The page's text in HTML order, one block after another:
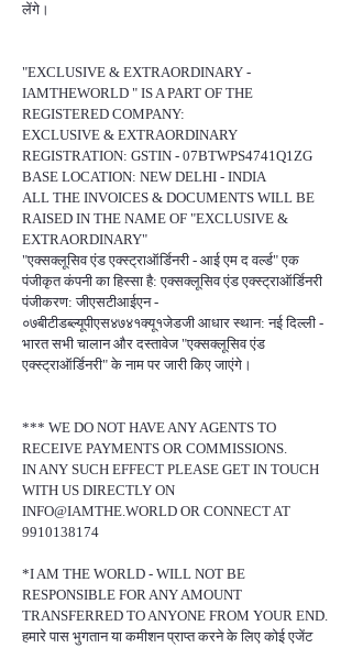
लेंगे।
"EXCLUSIVE & EXTRAORDINARY -
IAMTHEWORLD " IS A PART OF THE
REGISTERED COMPANY:
EXCLUSIVE & EXTRAORDINARY
REGISTRATION: GSTIN - 07BTWPS4741Q1ZG
BASE LOCATION: NEW DELHI - INDIA
ALL THE INVOICES & DOCUMENTS WILL BE
RAISED IN THE NAME OF "EXCLUSIVE &
EXTRAORDINARY"
"एक्सक्लूसिव एंड एक्स्ट्राऑर्डिनरी - आई एम द वर्ल्ड" एक
पंजीकृत कंपनी का हिस्सा है: एक्सक्लूसिव एंड एक्स्ट्राऑर्डिनरी
पंजीकरण: जीएसटीआईएन -
०७बीटीडब्ल्यूपीएस४७४१क्यू१जेडजी आधार स्थान: नई दिल्ली -
भारत सभी चालान और दस्तावेज "एक्सक्लूसिव एंड
एक्स्ट्राऑर्डिनरी" के नाम पर जारी किए जाएंगे।
*** WE DO NOT HAVE ANY AGENTS TO
RECEIVE PAYMENTS OR COMMISSIONS.
IN ANY SUCH EFFECT PLEASE GET IN TOUCH
WITH US DIRECTLY ON
INFO@IAMTHE.WORLD OR CONNECT AT
9910138174
*I AM THE WORLD - WILL NOT BE
RESPONSIBLE FOR ANY AMOUNT
TRANSFERRED TO ANYONE FROM YOUR END.
हमारे पास भुगतान या कमीशन प्राप्त करने के लिए कोई एजेंट